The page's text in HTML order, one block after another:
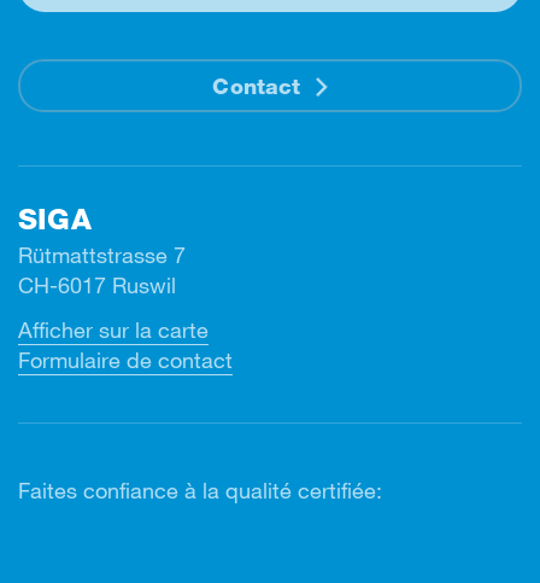
Contact
SIGA
Rütmattstrasse 7
CH-6017 Ruswil
Afficher sur la carte
Formulaire de contact
Faites confiance à la qualité certifiée: